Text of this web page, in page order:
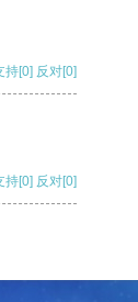
持[0] 反对[0]
持[0] 反对[0]